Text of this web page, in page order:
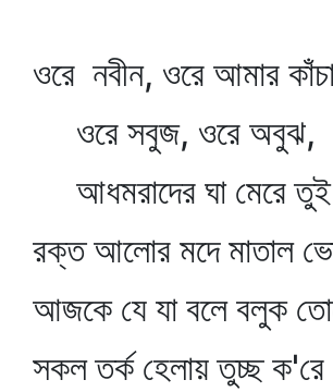
ওরে নবীন, ওরে আমার
ওরে সবুজ, ওরে অবুঝ,
আধমরাদের ঘা মেরে তুই
রক্ত আলোর মদে মাতাল
আজকে যে যা বলে বলুক
সকল তর্ক হেলায় তুচ্ছ ক'রে